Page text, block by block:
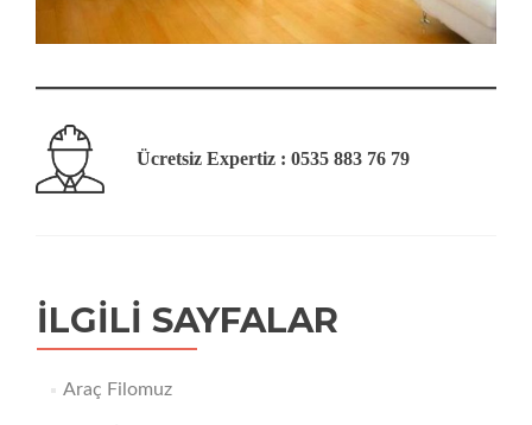
Ücretsiz Expertiz : 0535 883 76 79
İLGILI SAYFALAR
Araç Filomuz